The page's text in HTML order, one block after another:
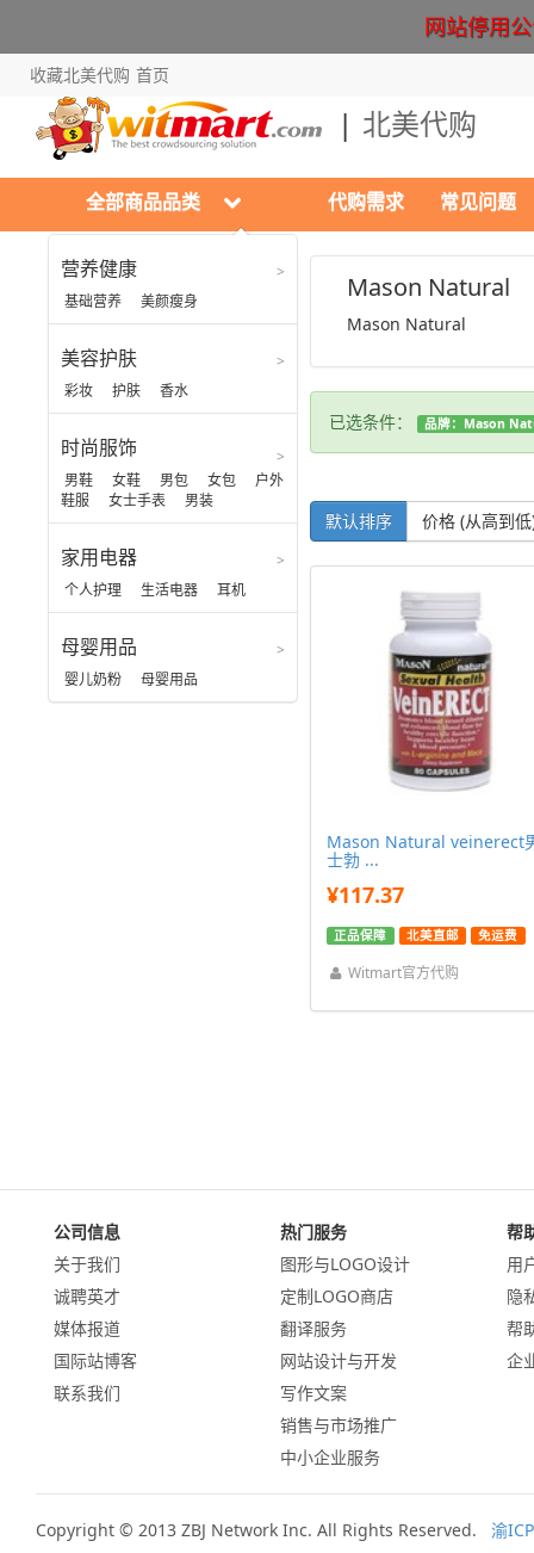
网站停用
收藏北美代购 首页
北美代购
全部商品品类
营养健康
基础营养 美颜瘦身
美容护肤
彩妆 护肤 香水
时尚服饰
男鞋 女鞋 男包 女包
户外
鞋服
女士手表 男装
家用电器
个人护理 生活电器 耳机
母婴用品
婴儿奶粉 母婴用品
代购需求 常见问题
营养健康
基础营养
美颜瘦身
Mason Natural
Mason Natural
已选条件： 品牌：Mason
默认排序 价格 (从高到
Mason Natural veinerect
士勃 ...
¥117.37
正品保障 北美直邮 免运费
Witmart官方代购
公司信息
关于我们
诚聘英才
媒体报道
国际站博客
联系我们
热门服务
图形与LOGO设计
定制LOGO商店
翻译服务
网站设计与开发
写作文案
销售与市场推广
中小企业服务
帮
用
隐
帮
企
Copyright © 2013 ZBJ Network Inc. All Rights Reserved. 渝